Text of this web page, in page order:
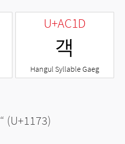
U+AC1D
객
Hangul Syllable Gaeg
“ (U+1173)